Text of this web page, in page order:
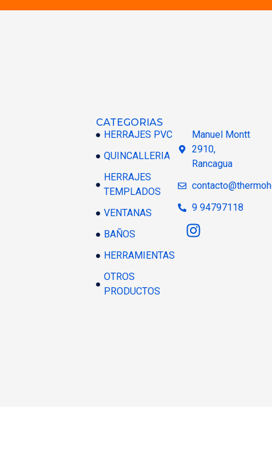
CATEGORIAS
HERRAJES PVC
QUINCALLERIA
HERRAJES
TEMPLADOS
VENTANAS
BAÑOS
HERRAMIENTAS
OTROS
PRODUCTOS
Manuel Montt
2910,
Rancagua
9 94797118